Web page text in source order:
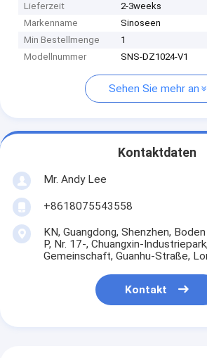
Lieferzeit
2-3weeks
Markenname
Sinoseen
Min Bestellmenge
1
Modellnummer
SNS-DZ1024-V1
Sehen Sie mehr an
Kontaktdaten
Mr. Andy Lee
+8618075543558
KN, Guangdong, Shenzhen,
P, Nr. 17-, Chuangxin-
Gemeinschaft, Guanhu-Straße,
Kontakt